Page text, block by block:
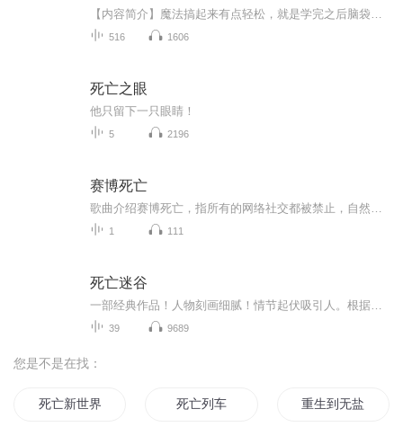
516 1606
死亡之眼
他只留下一只眼睛！
5 2196
赛博死亡
1 111
死亡迷谷
39 9689
您是不是在找：
死亡新世界 死亡列车 重生到无盐女上